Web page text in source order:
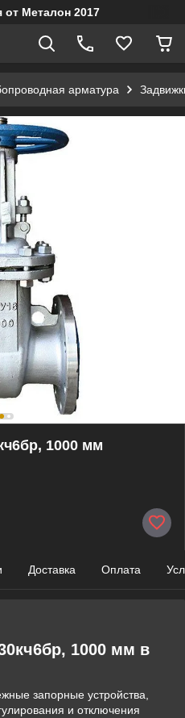
от Металон 2017
арматура
1000 мм
Доставка Оплата
1000 мм в
запорные устройства,
и отключения